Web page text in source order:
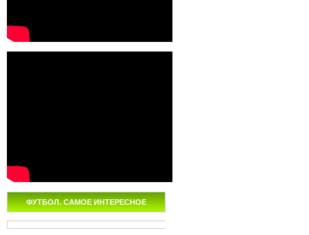
ФУТБОЛ. САМОЕ ИНТЕРЕСНОЕ